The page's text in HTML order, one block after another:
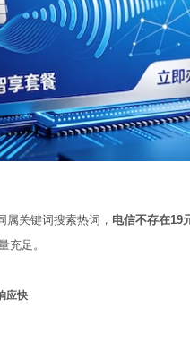
属关键词搜索热词， 电信不存在19
充足。
应快